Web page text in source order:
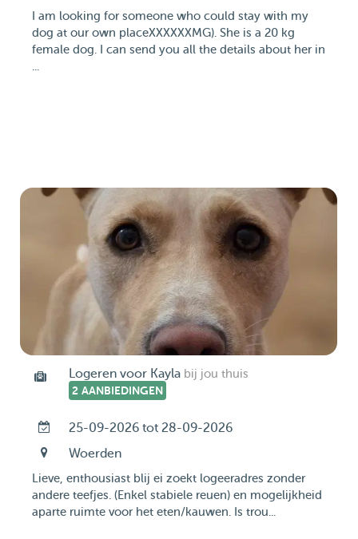
I am looking for someone who could stay with my
dog at our own placeXXXXXXMG). She is a 20 kg
female dog. I can send you all the details about her in
...
Logeren voor Kayla bij jou thuis
2 AANBIEDINGEN
25-09-2026 tot 28-09-2026
Woerden
Lieve, enthousiast blij ei zoekt logeeradres zonder
andere teefjes. (Enkel stabiele reuen) en mogelijkheid
aparte ruimte voor het eten/kauwen. Is trou...